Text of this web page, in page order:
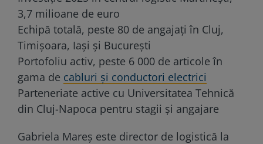
3,7 milioane de euro
Echipă totală, peste 80 de angajați în Cluj,
Timișoara, Iași și București
Portofoliu activ, peste 6 000 de articole în
gama de cabluri și conductori electrici
Parteneriate active cu Universitatea Tehnică
din Cluj-Napoca pentru stagii și angajare
Gabriela Mareș este director de logistică la